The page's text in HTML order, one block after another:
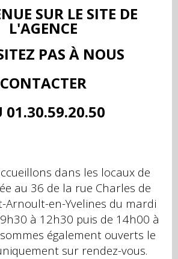
SUR LE SITE DE
L'AGENCE
PAS À NOUS
CONTACTER
01.30.59.20.50
dans les locaux de
au 36 de la rue Charles de
Arnoult-en-Yvelines du mardi
à 12h30 puis de 14h00 à
également ouverts le
sur rendez-vous.